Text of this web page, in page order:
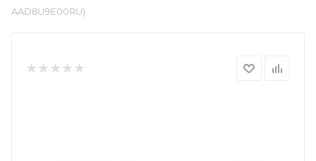
AAD8U9E00RU)